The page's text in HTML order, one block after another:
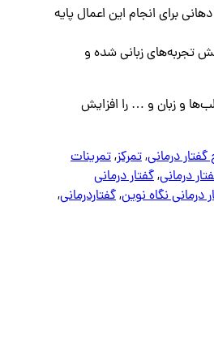
برای انجام این اعمال پایه
تجربه‌های زبانی شده و
و زبان و … را افزایش
درمانی,تمرکز,تمرینات
درمانی,گفتار درمانی
درمانی نگاه نوین,گفتاردرمانی,